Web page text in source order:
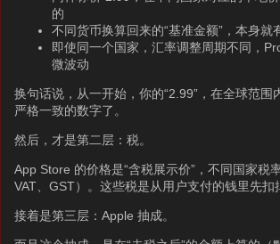
的
不同货币换算回来的“基准金额”，本身就
即使同一个国家，汇率调整周期不同，
微波动
换句话说，从一开始，你的“2.99”，在全球范围
严格一致的数字了。
然后，才是第二层：税。
App Store 的价格是“含税展示价”，不同国家税
VAT、GST）。这些税是从用户支付的钱里先扣
接着是第三层：Apple 抽成。